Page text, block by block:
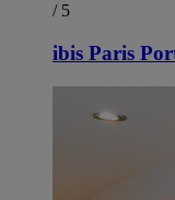
/ 5
ibis Paris